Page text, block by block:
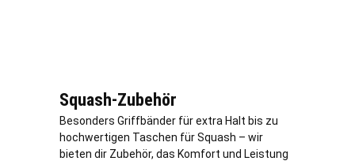
Squash-Zubehör
Besonders Griffbänder für extra Halt bis zu
hochwertigen Taschen für Squash – wir
bieten dir Zubehör, das Komfort und Leistung